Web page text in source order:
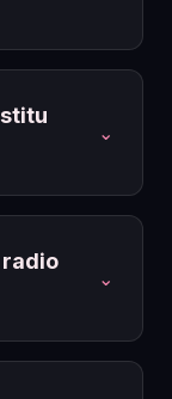
⌄
radio
⌄